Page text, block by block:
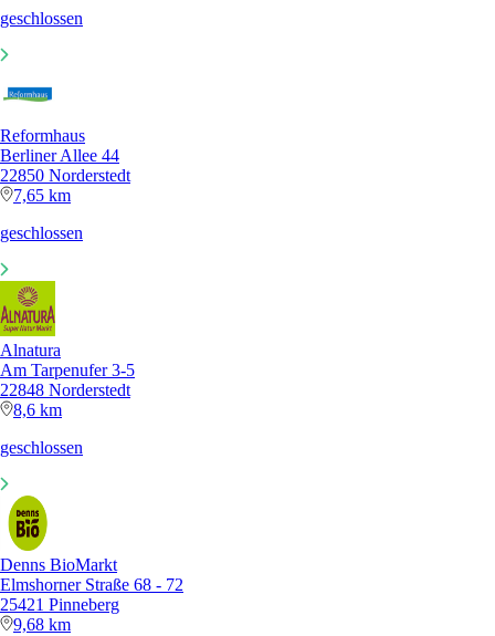
geschlossen
Reformhaus
Berliner Allee 44
22850 Norderstedt
7,65 km
geschlossen
Alnatura
Am Tarpenufer 3-5
22848 Norderstedt
8,6 km
geschlossen
Denns BioMarkt
Elmshorner Straße 68 - 72
25421 Pinneberg
9,68 km